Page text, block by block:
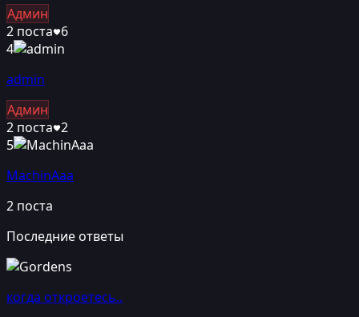
Админ
2 поста 6
4
admin
Админ
2 поста 2
5
MachinAaa
2 поста
Последние ответы
когда откроетесь..